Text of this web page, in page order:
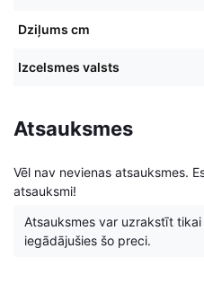
Dziļums cm
Izcelsmes valsts
Atsauksmes
Vēl nav nevienas atsauksmes.
atsauksmi!
Atsauksmes var uzrakstīt
iegādājušies šo preci.